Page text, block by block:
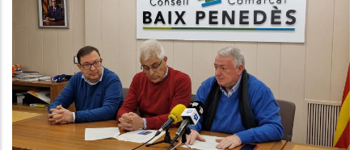
El Baix Penedès S’integrarà A La
Xarxa D’Autocaravanes Del
Penedès El 2025
Turisme